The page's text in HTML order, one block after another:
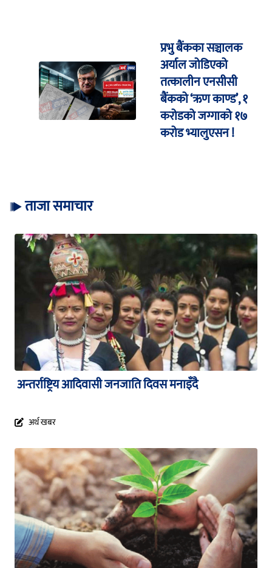
प्रभु बैंकका सञ्चालक
अर्याल जोडिएको
तत्कालीन एनसीसी
बैंकको ‘ऋण काण्ड’, १
करोडको जग्गाको १७
करोड भ्यालुएसन !
ताजा समाचार
अन्तर्राष्ट्रिय आदिवासी जनजाति दिवस मनाइँदै
अर्थ खबर